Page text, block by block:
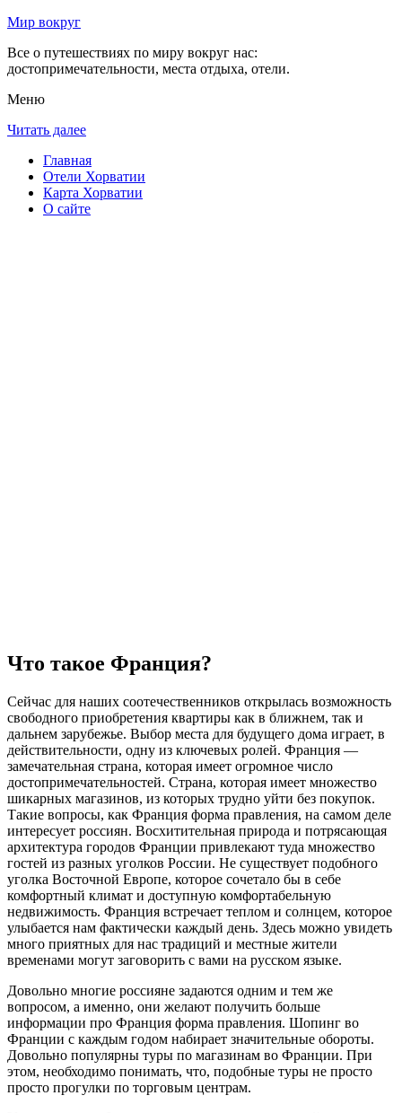
Мир вокруг
Все о путешествиях по миру вокруг нас:
достопримечательности, места отдыха, отели.
Меню
Читать далее
Главная
Отели Хорватии
Карта Хорватии
О сайте
Что такое Франция?
Сейчас для наших соотечественников открылась возможность
свободного приобретения квартиры как в ближнем, так и
дальнем зарубежье. Выбор места для будущего дома играет, в
действительности, одну из ключевых ролей. Франция —
замечательная страна, которая имеет огромное число
достопримечательностей. Страна, которая имеет множество
шикарных магазинов, из которых трудно уйти без покупок.
Такие вопросы, как Франция форма правления, на самом деле
интересует россиян. Восхитительная природа и потрясающая
архитектура городов Франции привлекают туда множество
гостей из разных уголков России. Не существует подобного
уголка Восточной Европе, которое сочетало бы в себе
комфортный климат и доступную комфортабельную
недвижимость. Франция встречает теплом и солнцем, которое
улыбается нам фактически каждый день. Здесь можно увидеть
много приятных для нас традиций и местные жители
временами могут заговорить с вами на русском языке.
Довольно многие россияне задаются одним и тем же
вопросом, а именно, они желают получить больше
информации про Франция форма правления. Шопинг во
Франции с каждым годом набирает значительные обороты.
Довольно популярны туры по магазинам во Франции. При
этом, необходимо понимать, что, подобные туры не просто
просто прогулки по торговым центрам.